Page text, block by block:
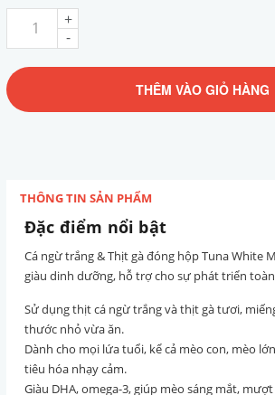
-
+
THÊM VÀO GIỎ HÀNG
THÔNG TIN SẢN PHẨM
Đặc điểm nổi bật
Cá ngừ trắng & Thịt gà đóng hộp Tuna White
giàu dinh dưỡng, hỗ trợ cho sự phát triển
Sử dụng thịt cá ngừ trắng và thịt gà tươi,
thước nhỏ vừa ăn.
Dành cho mọi lứa tuổi, kể cả mèo con, mèo
tiêu hóa nhạy cảm.
Giàu DHA, omega-3, giúp mèo sáng mắt,